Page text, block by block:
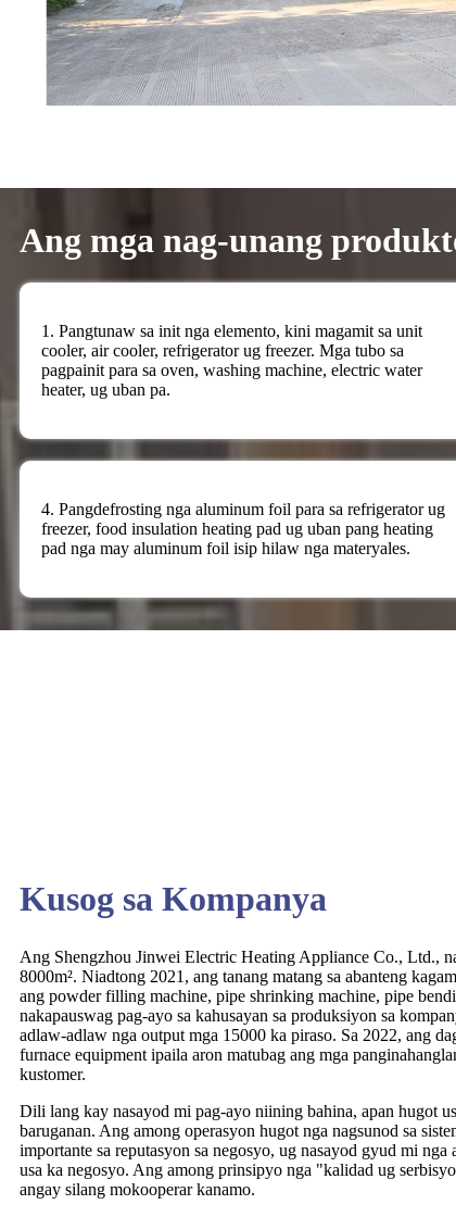
Ang mga nag-unang
1. Pangtunaw sa init nga elemento, kini magamit sa unit
cooler, air cooler, refrigerator ug freezer. Mga tubo sa
pagpainit para sa oven, washing machine, electric water
heater, ug uban pa.
4. Pangdefrosting nga aluminum foil para sa refrigerator ug
freezer, food insulation heating pad ug uban pang heating
pad nga may aluminum foil isip hilaw nga materyales.
Kusog sa Kompanya
Ang Shengzhou Jinwei Electric Heating Appliance Co., Ltd.,
8000m². Niadtong 2021, ang tanang matang sa abanteng
ang powder filling machine, pipe shrinking machine, pipe
nakapauswag pag-ayo sa kahusayan sa produksiyon sa
adlaw-adlaw nga output mga 15000 ka piraso. Sa 2022, ang
furnace equipment ipaila aron matubag ang mga
kustomer.
Dili lang kay nasayod mi pag-ayo niining bahina, apan hugot
baruganan. Ang among operasyon hugot nga nagsunod sa
importante sa reputasyon sa negosyo, ug nasayod gyud mi nga
usa ka negosyo. Ang among prinsipyo nga "kalidad ug
angay silang mokooperar kanamo.